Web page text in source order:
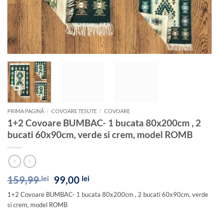
PRIMA PAGINĂ / COVOARE TESUTE / COVOARE
1+2 Covoare BUMBAC- 1 bucata 80x200cm , 2
bucati 60x90cm, verde si crem, model ROMB
159,99lei
Prețul
inițial
a
fost:
99,00 leiPrețul
este:
1+2 Covoare BUMBAC- 1 bucata 80x200cm , 2 bucati 60x90cm, verde
si crem, model ROMB